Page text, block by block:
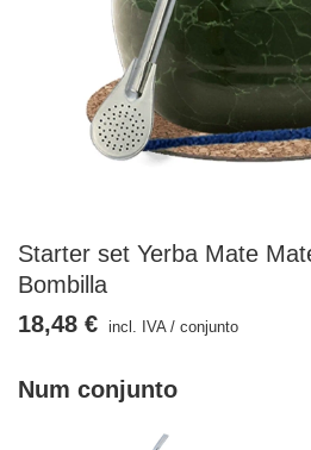
Starter set Yerba Mate
Bombilla
Num conjunto
18,48 € incl. IVA/ conjunto